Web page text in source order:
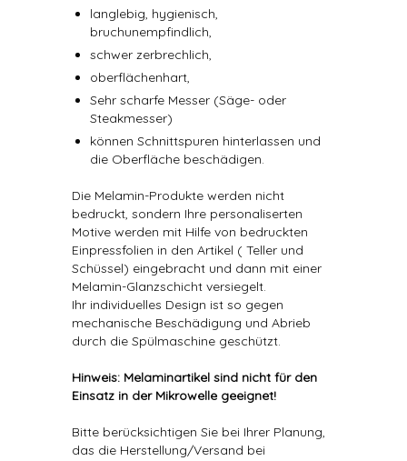
langlebig, hygienisch,
bruchunempfindlich,
schwer zerbrechlich,
oberflächenhart,
Sehr scharfe Messer (Säge- oder
Steakmesser)
können Schnittspuren hinterlassen und
die Oberfläche beschädigen.
Die Melamin-Produkte werden nicht
bedruckt, sondern Ihre personaliserten
Motive werden mit Hilfe von bedruckten
Einpressfolien in den Artikel ( Teller und
Schüssel) eingebracht und dann mit einer
Melamin-Glanzschicht versiegelt.
Ihr individuelles Design ist so gegen
mechanische Beschädigung und Abrieb
durch die Spülmaschine geschützt.
Hinweis: Melaminartikel sind nicht für den
Einsatz in der Mikrowelle geeignet!
Bitte berücksichtigen Sie bei Ihrer Planung,
das die Herstellung/Versand bei